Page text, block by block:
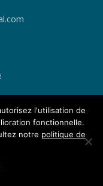
Newp.fr
l'utilisation de
fonctionnelle.
notre politique de